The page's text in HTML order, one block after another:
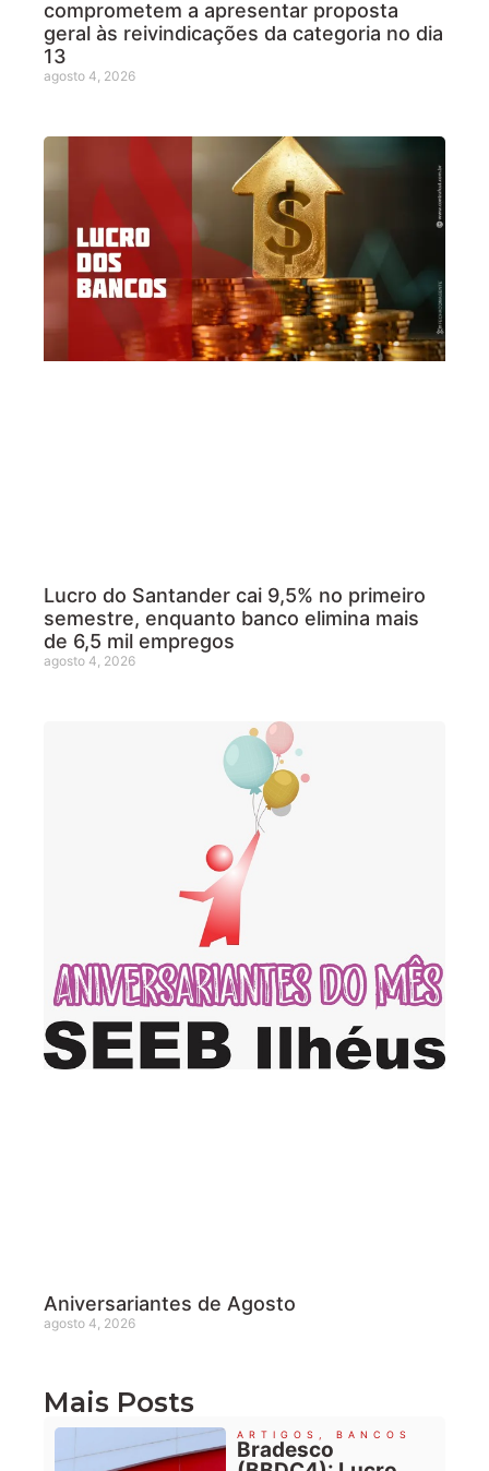
comprometem a apresentar proposta
geral às reivindicações da categoria no dia
13
agosto 4, 2026
Lucro do Santander cai 9,5% no primeiro
semestre, enquanto banco elimina mais
de 6,5 mil empregos
agosto 4, 2026
Aniversariantes de Agosto
agosto 4, 2026
Mais Posts
ARTIGOS BANCOS
Bradesco